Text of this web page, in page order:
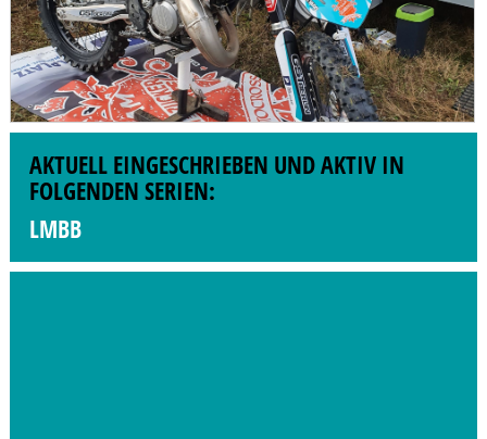
AKTUELL EINGESCHRIEBEN UND AKTIV IN
FOLGENDEN SERIEN:
LMBB